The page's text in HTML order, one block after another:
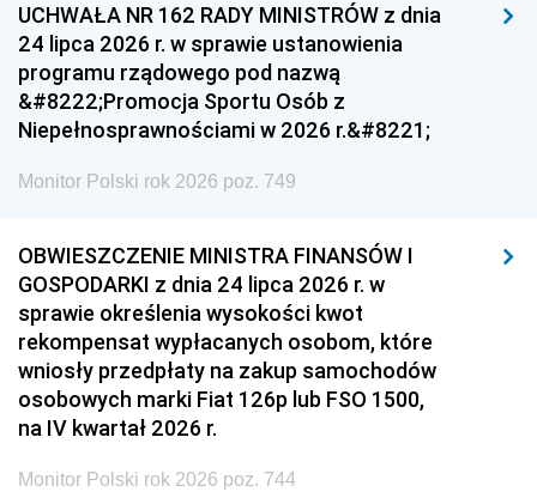
UCHWAŁA NR 162 RADY MINISTRÓW z dnia
24 lipca 2026 r. w sprawie ustanowienia
programu rządowego pod nazwą
&#8222;Promocja Sportu Osób z
Niepełnosprawnościami w 2026 r.&#8221;
Monitor Polski rok 2026 poz. 749
OBWIESZCZENIE MINISTRA FINANSÓW I
GOSPODARKI z dnia 24 lipca 2026 r. w
sprawie określenia wysokości kwot
rekompensat wypłacanych osobom, które
wniosły przedpłaty na zakup samochodów
osobowych marki Fiat 126p lub FSO 1500,
na IV kwartał 2026 r.
Monitor Polski rok 2026 poz. 744